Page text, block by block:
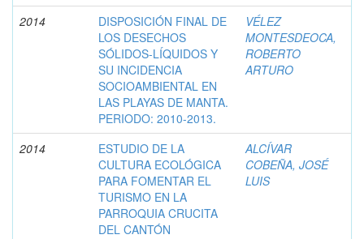
2014
DISPOSICIÓN FINAL DE
LOS DESECHOS
SÓLIDOS-LÍQUIDOS Y
SU INCIDENCIA
SOCIOAMBIENTAL EN
LAS PLAYAS DE MANTA.
PERIODO: 2010-2013.
VÉLEZ
MONTESDEOCA,
ROBERTO
ARTURO
2014
ESTUDIO DE LA
CULTURA ECOLÓGICA
PARA FOMENTAR EL
TURISMO EN LA
PARROQUIA CRUCITA
DEL CANTÓN
ALCÍVAR
COBEÑA, JOSÉ
LUIS